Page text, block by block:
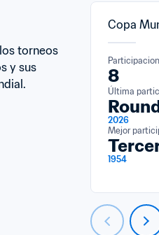
torneos
y sus
Copa
8
Última
2026
Mejor
1954